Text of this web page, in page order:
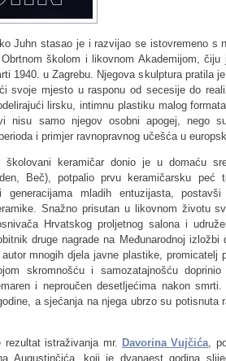
Juhn stasao je i razvijao se istovremeno s
školom i likovnom Akademijom,
1940. u Zagrebu. Njegova skulptura pratila
svoje mjesto u rasponu od secesije do
lirsku, intimnu plastiku malog
nisu samo njegov osobni apogej, nego
i primjer ravnopravnog učešća u
keramičar donio je u domaću
Beč), potpalio prvu keramičarsku peć
generacijama mladih entuzijasta,
Snažno prisutan u likovnom životu
Hrvatskog proljetnog salona i
druge nagrade na Međunarodnoj
mnogih djela javne plastike, promicatelj
skromnošću i samozatajnošću
i neproučen desetljećima nakon
a sjećanja na njega ubrzo su potisnuta
rezultat istraživanja mr. Davorina Vujčića ,
Augustinčića, koji je dvanaest godina